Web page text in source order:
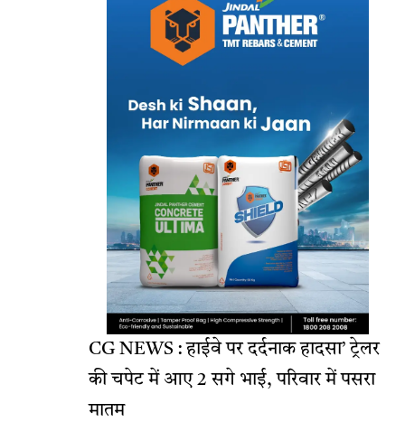
CG NEWS : हाईवे पर दर्दनाक हादसा’ ट्रेलर
की चपेट में आए 2 सगे भाई, परिवार में पसरा
मातम